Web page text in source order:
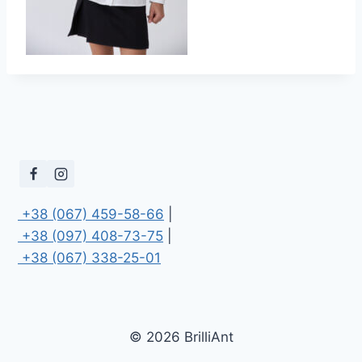
+38 (067) 459-58-66
+38 (097) 408-73-75
+38 (067) 338-25-01
© 2026 BrilliAnt